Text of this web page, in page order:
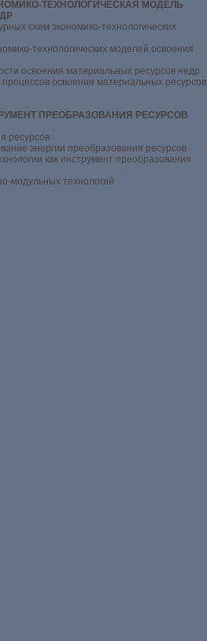
ТЕХНОЛОГИЧЕСКАЯ МОДЕЛЬ
схем экономико-технологических
технологических моделей освоения
освоения материальных ресурсов недр
освоения материальных ресурсов
ПРЕОБРАЗОВАНИЯ РЕСУРСОВ
ресурсов
энергии преобразования ресурсов
как инструмент преобразования
модульных технологий